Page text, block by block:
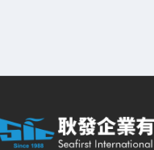
公司 — 網站概要、主導